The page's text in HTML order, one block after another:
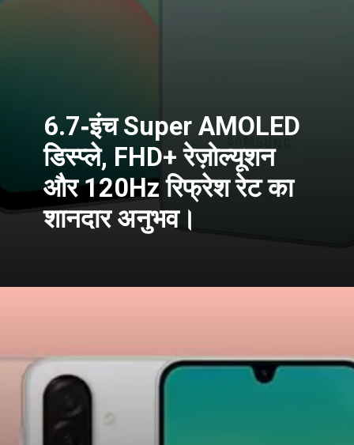
6.7‑इंच Super AMOLED
डिस्प्ले, FHD+ रेज़ोल्यूशन
और 120Hz रिफ्रेश रेट का
शानदार अनुभव।